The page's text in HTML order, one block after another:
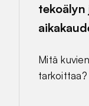
Mitä
tarkoittaa?